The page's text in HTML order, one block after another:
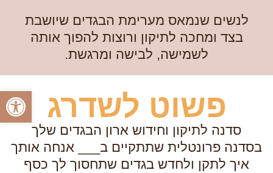
לנשים שנמאס מערימת הבגדים שיושבת
בצד ומחכה לתיקון ורוצות להפוך אותה
לשמישה, לבישה ומרגשת.
פשוט לשדרג
סדנה לתיקון וחידוש ארון הבגדים שלך
בסדנה פרונטלית שתתקיים ב___ אנחה אותך
איך לתקן ולחדש בגדים שתחסוך לך כסף
פתח